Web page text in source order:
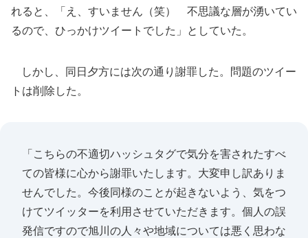
れると、「え、すいません（笑） 不思議な層が湧いてい
るので、ひっかけツイートでした」としていた。
しかし、同日夕方には次の通り謝罪した。問題のツイー
トは削除した。
「こちらの不適切ハッシュタグで気分を害されたすべ
ての皆様に心から謝罪いたします。大変申し訳ありま
せんでした。今後同様のことが起きないよう、気をつ
けてツイッターを利用させていただきます。個人の誤
発信ですので旭川の人々や地域については悪く思わな